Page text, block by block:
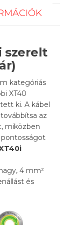
szerelt
kategóriás
XT40
ki. A kábel
az
miközben
4 mm²
és